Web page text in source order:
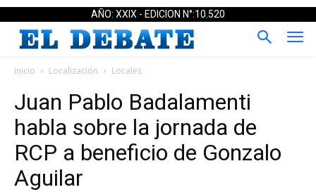
AÑO: XXIX - EDICION N°:10.520
Inicio Localización Locales
Juan Pablo Badalamenti
habla sobre la jornada de
RCP a beneficio de Gonzalo
Aguilar